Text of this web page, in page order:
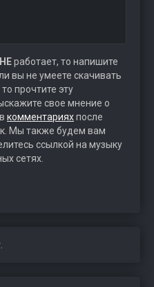
НЕработает, то напишите
вы не умеете скачивать
прочтите эту
свое мнение о
комментарияхпосле
Мы также будем вам
ссылкой на музыку
сетях.